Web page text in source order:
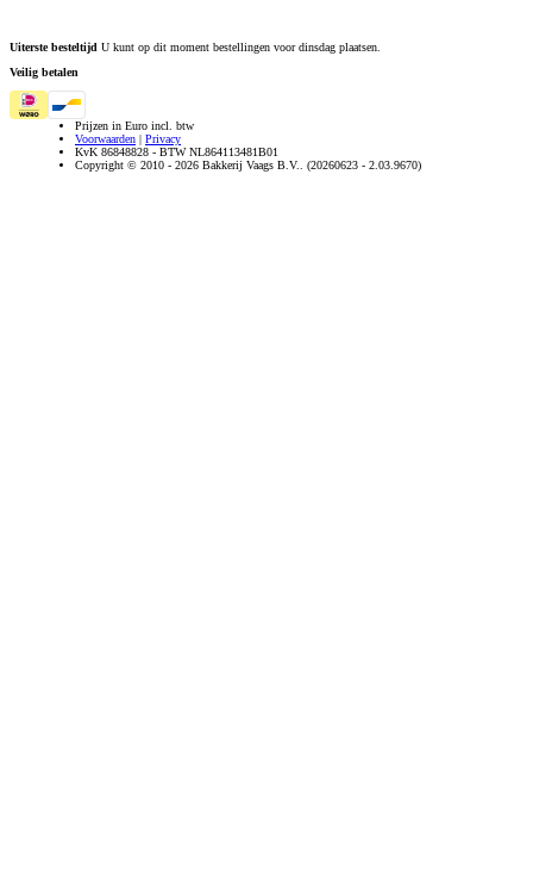
Uiterste besteltijd U kunt op dit moment bestellingen voor dinsdag plaatsen.
Veilig betalen
Prijzen in Euro incl. btw
Voorwaarden
Privacy
KvK 86848828 - BTW NL864113481B01
Copyright © 2010 - 2026 Bakkerij Vaags B.V.. (20260623 - 2.03.9670)